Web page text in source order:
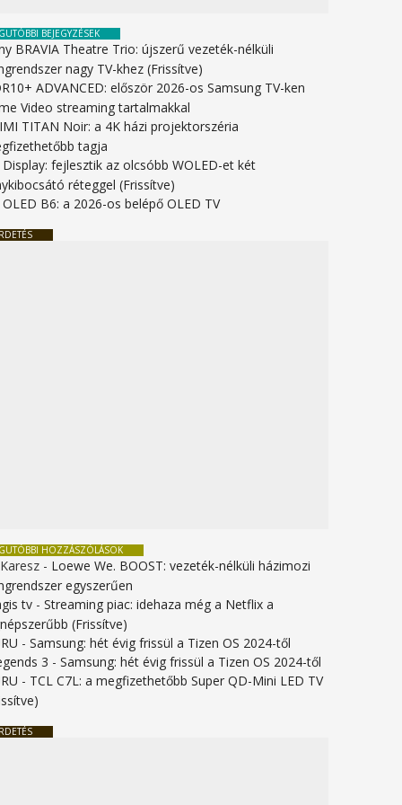
BEJEGYZÉSEK
BRAVIA Theatre Trio: újszerű vezeték-nélküli
nagy TV-khez (Frissítve)
ADVANCED: először 2026-os Samsung TV-ken
Video streaming tartalmakkal
TITAN Noir: a 4K házi projektorszéria
tagja
Display: fejlesztik az olcsóbb WOLED-et két
réteggel (Frissítve)
OLED B6: a 2026-os belépő OLED TV
HOZZÁSZÓLÁSOK
- Loewe We. BOOST: vezeték-nélküli házimozi
egyszerűen
tv -Streaming piac: idehaza még a Netflix a
(Frissítve)
-Samsung: hét évig frissül a Tizen OS 2024-től
3 -Samsung: hét évig frissül a Tizen OS 2024-től
- TCL C7L: a megfizethetőbb Super QD-Mini LED TV